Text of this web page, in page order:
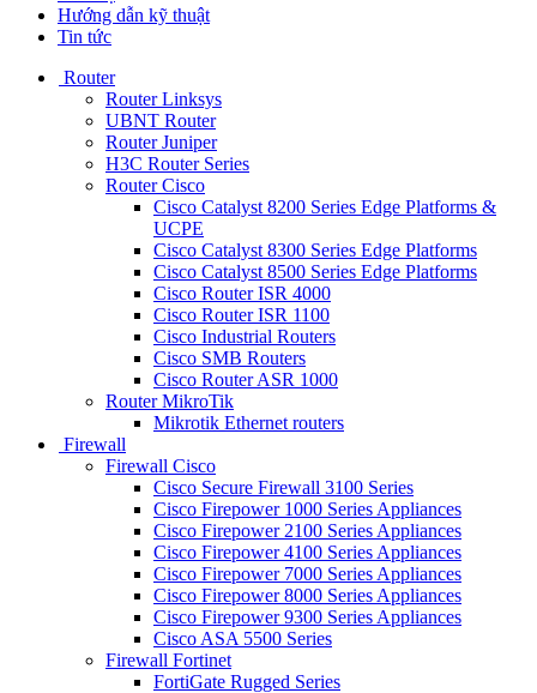
Hướng dẫn kỹ thuật
Tin tức
Router
Router Linksys
UBNT Router
Router Juniper
H3C Router Series
Router Cisco
Cisco Catalyst 8200 Series Edge Platforms &
UCPE
Cisco Catalyst 8300 Series Edge Platforms
Cisco Catalyst 8500 Series Edge Platforms
Cisco Router ISR 4000
Cisco Router ISR 1100
Cisco Industrial Routers
Cisco SMB Routers
Cisco Router ASR 1000
Router MikroTik
Mikrotik Ethernet routers
Firewall
Firewall Cisco
Cisco Secure Firewall 3100 Series
Cisco Firepower 1000 Series Appliances
Cisco Firepower 2100 Series Appliances
Cisco Firepower 4100 Series Appliances
Cisco Firepower 7000 Series Appliances
Cisco Firepower 8000 Series Appliances
Cisco Firepower 9300 Series Appliances
Cisco ASA 5500 Series
Firewall Fortinet
FortiGate Rugged Series